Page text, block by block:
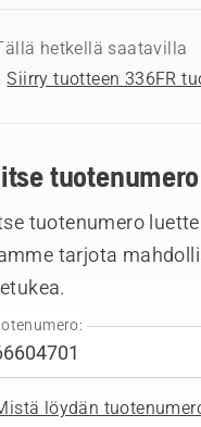
hetkellä saatavilla
Siirry tuotteen 336FR
tuotenumero
tuotenumero
tarjota
löydän